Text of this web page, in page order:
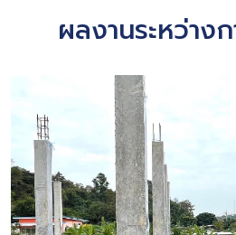
ผลงานระหว่าง